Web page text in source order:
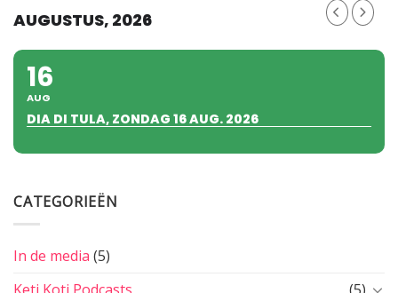
AUGUSTUS, 2026
16
AUG
DIA DI TULA, ZONDAG 16 AUG. 2026
CATEGORIEËN
In de media (5)